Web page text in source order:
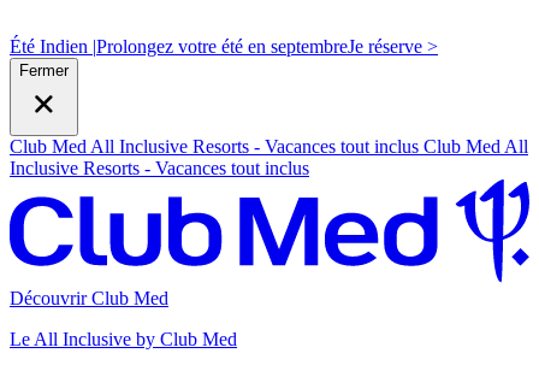
Été Indien |Prolongez votre été en septembreJe réserve >
Fermer
Club Med All Inclusive Resorts - Vacances tout inclus Club Med All
Inclusive Resorts - Vacances tout inclus
Découvrir Club Med
Le All Inclusive by Club Med